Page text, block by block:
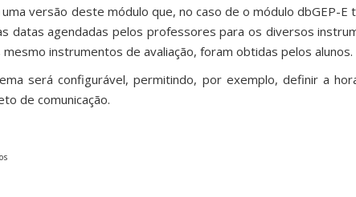
versão deste módulo que, no caso de o módulo dbGEP-
datas agendadas pelos professores para os diversos
instrumentos de avaliação, foram obtidas pelos alunos.
será configurável, permitindo, por exemplo, definir a
de comunicação.